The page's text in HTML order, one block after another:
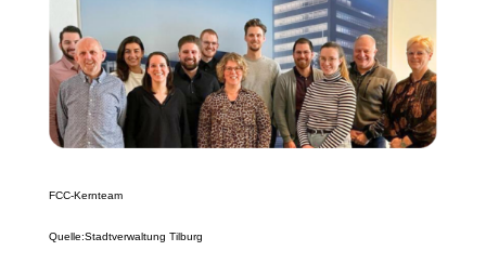
FCC-Kernteam
Quelle:Stadtverwaltung Tilburg